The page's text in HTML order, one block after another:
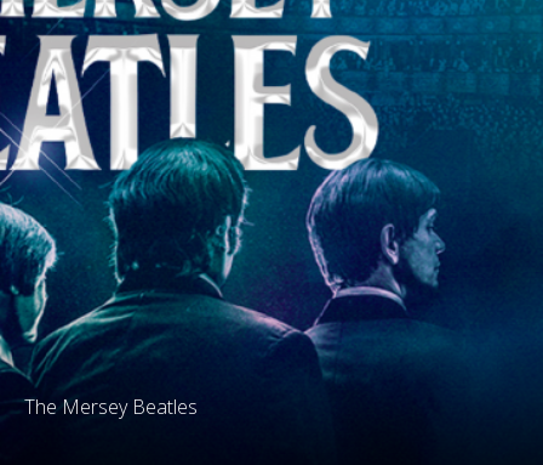
The Mersey Beatles